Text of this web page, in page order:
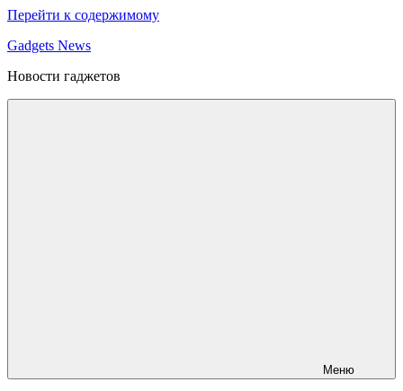
Перейти к содержимому
Gadgets News
Новости гаджетов
Меню